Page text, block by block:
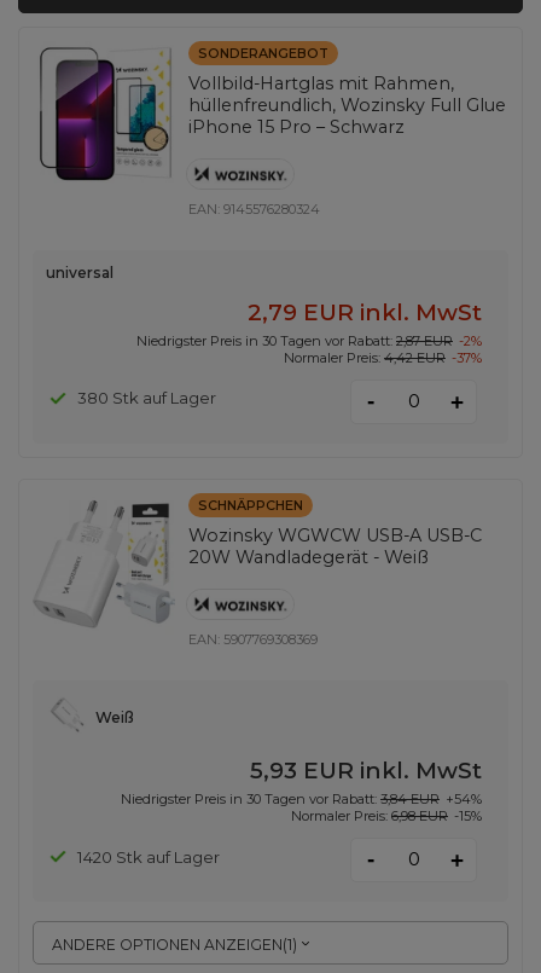
SONDERANGEBOT
Vollbild-Hartglas mit Rahmen,
hüllenfreundlich, Wozinsky Full Glue
iPhone 15 Pro – Schwarz
EAN:9145576280324
universal
2,79 EUR inkl. MwSt
Niedrigster Preis in 30 Tagen vor Rabatt: 2,87 EUR -2%
Normaler Preis: 4,42 EUR -37%
380 Stk auf Lager - +
SCHNÄPPCHEN
Wozinsky WGWCW USB-A USB-C
20W Wandladegerät - Weiß
EAN: 5907769308369
ANDERE OPTIONEN ANZEIGEN(1)
Weiß
5,93 EUR inkl. MwSt
Niedrigster Preis in 30 Tagen vor Rabatt: 3,84 EUR +54%
Normaler Preis: 6,98 EUR -15%
1420 Stk auf Lager - +